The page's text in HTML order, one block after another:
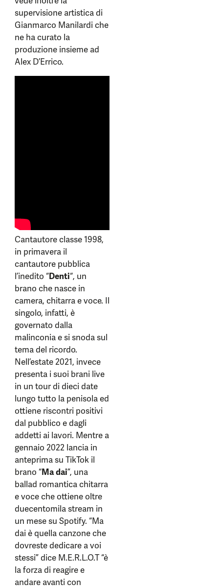
supervisione artistica di
Gianmarco Manilardi che
ne ha curato la
produzione insieme ad
Alex D’Errico.
Cantautore classe 1998,
in primavera il
cantautore pubblica
l’inedito “Denti“, un
brano che nasce in
camera, chitarra e voce. Il
singolo, infatti, è
governato dalla
malinconia e si snoda sul
tema del ricordo.
Nell’estate 2021, invece
presenta i suoi brani live
in un tour di dieci date
lungo tutto la penisola ed
ottiene riscontri positivi
dal pubblico e dagli
addetti ai lavori. Mentre a
gennaio 2022 lancia in
anteprima su TikTok il
brano “Ma dai”, una
ballad romantica chitarra
e voce che ottiene oltre
duecentomila stream in
un mese su Spotify. “Ma
dai è quella canzone che
dovreste dedicare a voi
stessi” dice M.E.R.L.O.T “è
la forza di reagire e
andare avanti con